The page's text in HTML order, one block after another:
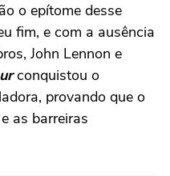
o epítome desse
fim, e com a ausência
John Lennon e
conquistou o
provando que o
as barreiras